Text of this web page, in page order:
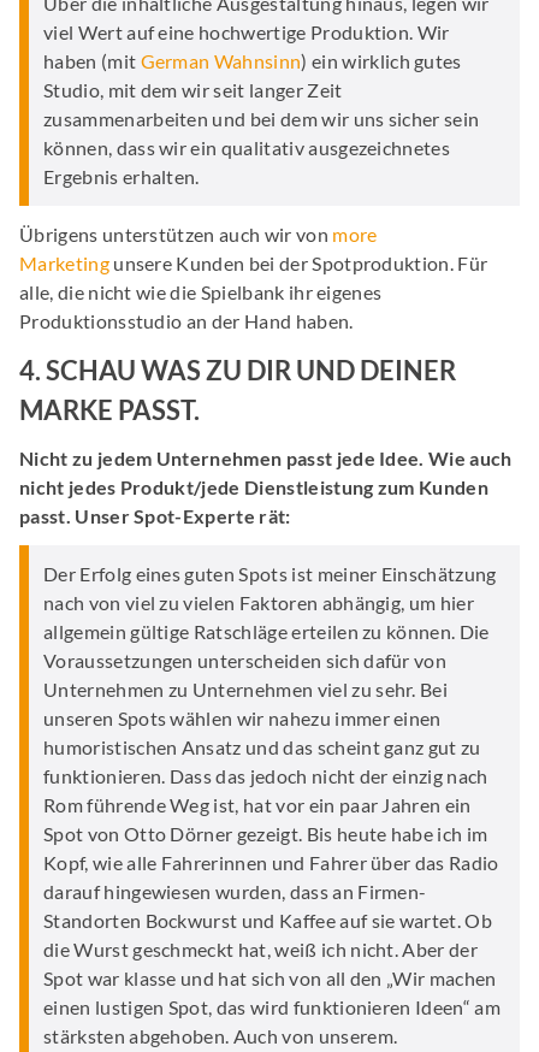
viel Wert auf eine hochwertige Produktion. Wir
haben (mit German Wahnsinn) ein wirklich gutes
Studio, mit dem wir seit langer Zeit
zusammenarbeiten und bei dem wir uns sicher sein
können, dass wir ein qualitativ ausgezeichnetes
Ergebnis erhalten.
Übrigens unterstützen auch wir von more
Marketingunsere Kunden bei der Spotproduktion. Für
alle, die nicht wie die Spielbank ihr eigenes
Produktionsstudio an der Hand haben.
4. SCHAU WAS ZU DIR UND DEINER
MARKE PASST.
Nicht zu jedem Unternehmen passt jede Idee. Wie auch
nicht jedes Produkt/jede Dienstleistung zum Kunden
passt. Unser Spot-Experte rät:
Der Erfolg eines guten Spots ist meiner Einschätzung
nach von viel zu vielen Faktoren abhängig, um hier
allgemein gültige Ratschläge erteilen zu können. Die
Voraussetzungen unterscheiden sich dafür von
Unternehmen zu Unternehmen viel zu sehr. Bei
unseren Spots wählen wir nahezu immer einen
humoristischen Ansatz und das scheint ganz gut zu
funktionieren. Dass das jedoch nicht der einzig nach
Rom führende Weg ist, hat vor ein paar Jahren ein
Spot von Otto Dörner gezeigt. Bis heute habe ich im
Kopf, wie alle Fahrerinnen und Fahrer über das Radio
darauf hingewiesen wurden, dass an Firmen-
Standorten Bockwurst und Kaffee auf sie wartet. Ob
die Wurst geschmeckt hat, weiß ich nicht. Aber der
Spot war klasse und hat sich von all den „Wir machen
einen lustigen Spot, das wird funktionieren Ideen“ am
stärksten abgehoben. Auch von unserem.